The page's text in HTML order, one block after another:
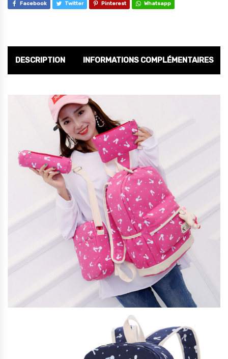
Facebook Twitter Pinterest Whatsapp
DESCRIPTION INFORMATIONS COMPLÉMENTAIRES